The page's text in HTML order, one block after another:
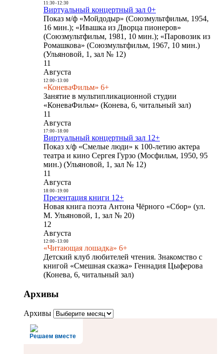
11:30- 12:30
Виртуальный концертный зал 0+
Показ м/ф «Мойдодыр» (Союзмультфильм, 1954,
16 мин.); «Ивашка из Дворца пионеров»
(Союзмультфильм, 1981, 10 мин.); «Паровозик из
Ромашкова» (Союзмультфильм, 1967, 10 мин.)
(Ульяновой, 1, зал № 12)
11
Августа
12:00- 13:00
«КоневаФильм» 6+
Занятие в мультипликационной студии
«КоневаФильм» (Конева, 6, читальный зал)
11
Августа
17:00- 18:00
Виртуальный концертный зал 12+
Показ х/ф «Смелые люди» к 100-летию актера
театра и кино Сергея Гурзо (Мосфильм, 1950, 95
мин.) (Ульяновой, 1, зал № 12)
11
Августа
18:00- 19:00
Презентация книги 12+
Новая книга поэта Антона Чёрного «Сбор» (ул.
М. Ульяновой, 1, зал № 20)
12
Августа
12:00- 13:00
«Читающая лошадка» 6+
Детский клуб любителей чтения. Знакомство с
книгой «Смешная сказка» Геннадия Цыферова
(Конева, 6, читальный зал)
Архивы
Архивы
Решаем вместе